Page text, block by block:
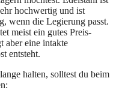
hochwertig und ist
wenn die Legierung passt.
meist ein gutes Preis-
aber eine intakte
entsteht.
halten, solltest du beim